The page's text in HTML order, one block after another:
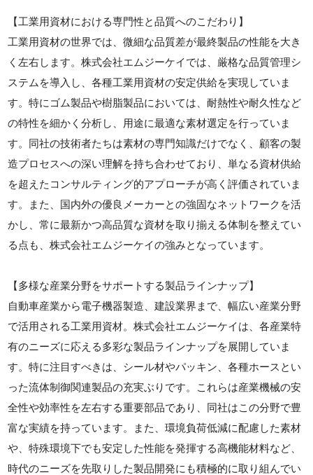
【工業用資材における専門性と品質へのこだわり】
工業用資材の世界では、微細な品質差が最終製品の性能を大き
く左右します。株式会社エムジーケイでは、厳格な品質管理シ
ステムを導入し、各種工業用資材の安定供給を実現していま
す。特にゴム製品や樹脂製品においては、耐熱性や耐久性など
の特性を細かく分析し、用途に最適な素材選定を行っていま
す。同社の技術者たちは素材の専門知識だけでなく、顧客の製
造プロセスへの深い理解を持ち合わせており、単なる資材供給
を超えたコンサルティング的アプローチが高く評価されていま
す。また、国内外の優良メーカーとの強固なネットワークを活
かし、常に最新かつ高品質な資材を取り揃える体制を整えてい
る点も、株式会社エムジーケイの強みとなっています。
【多様な産業分野をサポートする製品ラインナップ】
自動車産業から電子機器製造、建設業界まで、幅広い産業分野
で活用される工業用資材。株式会社エムジーケイは、各産業特
有のニーズに応える多彩な製品ラインナップを展開していま
す。特に注目すべきは、シール材やパッキン、各種ホースとい
った流体制御関連製品の充実ぶりです。これらは産業機械の安
全性や効率性を左右する重要部品であり、同社はこの分野で豊
富な実績を持っています。また、環境負荷低減に配慮した素材
や、特殊環境下でも安定した性能を発揮する高機能材料など、
時代のニーズを先取りした製品開発にも積極的に取り組んでい